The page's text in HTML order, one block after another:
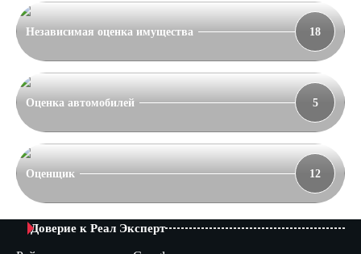
Независимая оценка имущества 18
Оценка автомобилей 5
Оценщик 12
Доверие к Реал Эксперт